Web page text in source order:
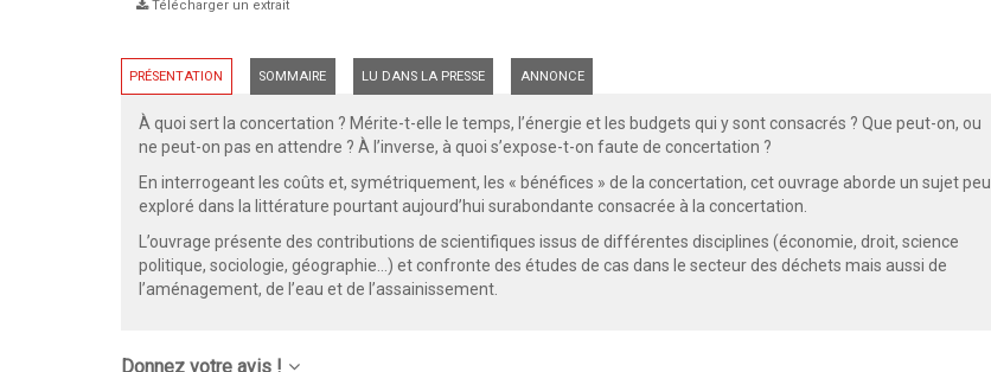
Télécharger un extrait
PRÉSENTATION SOMMAIRE LU DANS LA PRESSE ANNONCE
À quoi sert la concertation ? Mérite-t-elle le temps, l’énergie et les budgets qui y sont consacrés ? Que peut-on, ou
ne peut-on pas en attendre ? À l’inverse, à quoi s’expose-t-on faute de concertation ?
En interrogeant les coûts et, symétriquement, les « bénéfices » de la concertation, cet ouvrage aborde un sujet peu
exploré dans la littérature pourtant aujourd’hui surabondante consacrée à la concertation.
L’ouvrage présente des contributions de scientifiques issus de différentes disciplines (économie, droit, science
politique, sociologie, géographie…) et confronte des études de cas dans le secteur des déchets mais aussi de
l’aménagement, de l’eau et de l’assainissement.
Donnez votre avis !